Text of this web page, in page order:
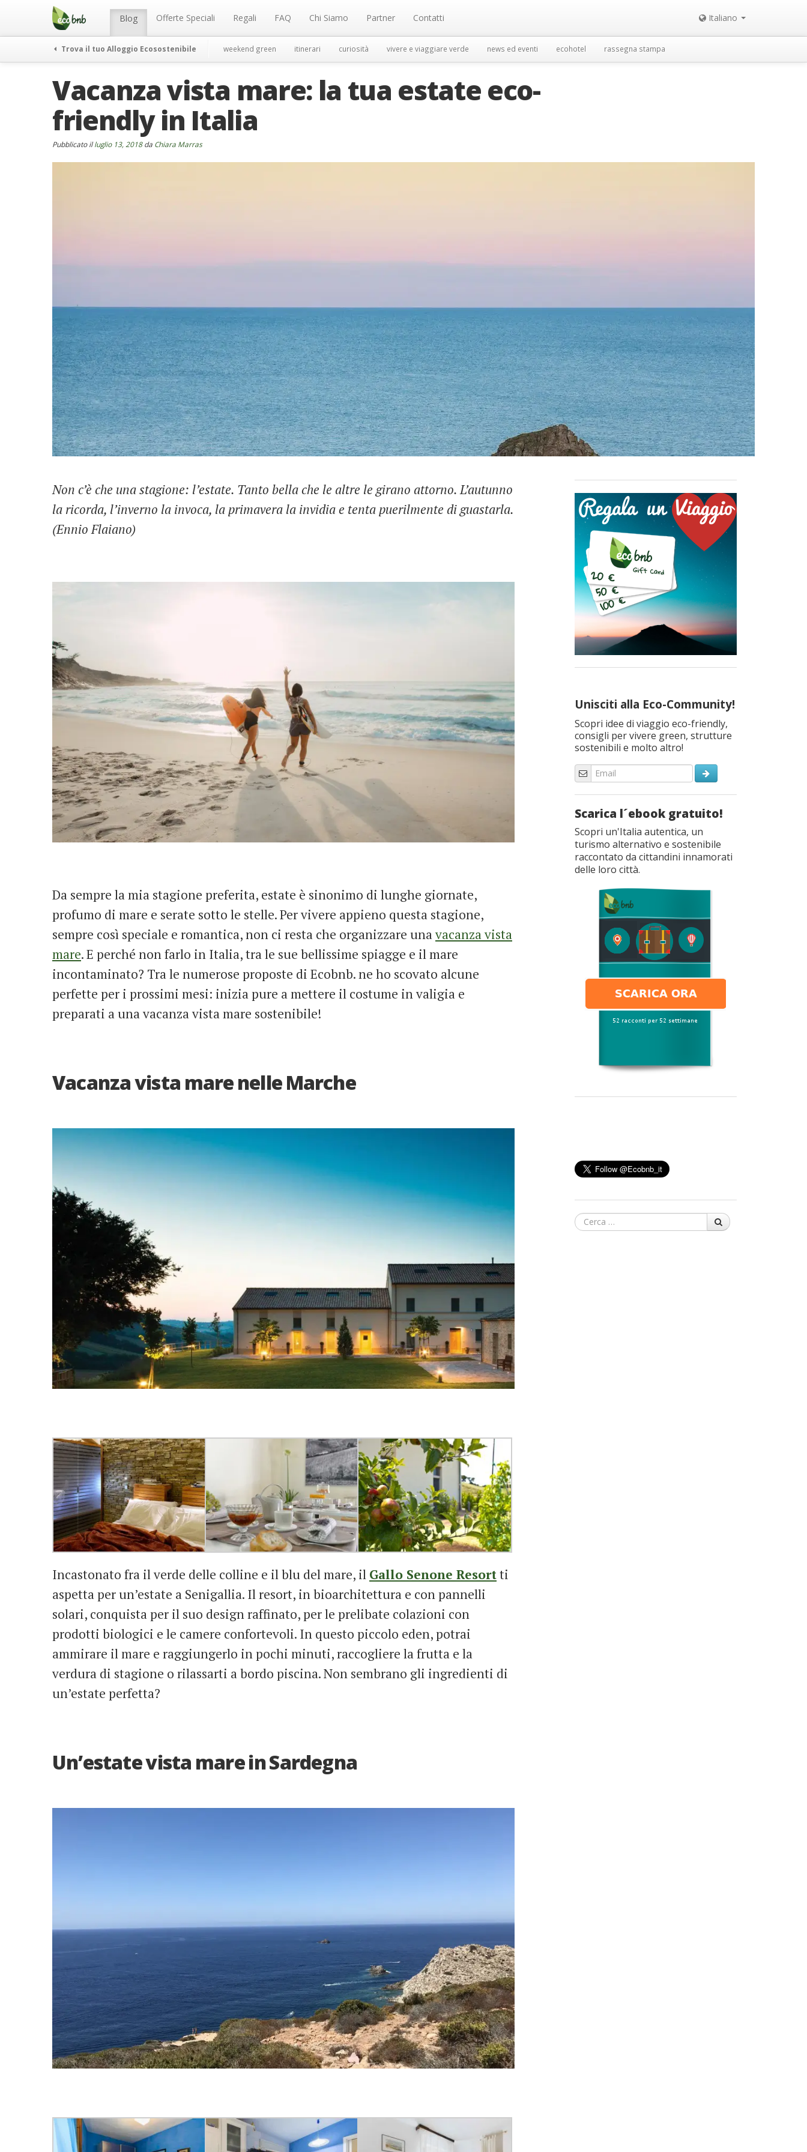
Menu Blog Offerte Speciali Regali FAQ Chi Siamo Partner Contatti Italiano
Trova il tuo Alloggio Ecosostenibile weekend green itinerari curiosità vivere e viaggiare verde news ed eventi ecohotel rassegna stampa
Vacanza vista mare: la tua estate eco-
friendly in Italia
Pubblicato illuglio 13, 2018da Chiara Marras
Non c’è che una stagione: l’estate. Tanto bella che le altre le girano attorno. L’autunno
la ricorda, l’inverno la invoca, la primavera la invidia e tenta puerilmente di guastarla.
(Ennio Flaiano)
Da sempre la mia stagione preferita, estate è sinonimo di lunghe giornate,
profumo di mare e serate sotto le stelle. Per vivere appieno questa stagione,
sempre così speciale e romantica, non ci resta che organizzare unavacanza vista
mare. E perché non farlo in Italia, tra le sue bellissime spiagge e il mare
incontaminato? Tra le numerose proposte di Ecobnb. ne ho scovato alcune
perfette per i prossimi mesi: inizia pure a mettere il costume in valigia e
preparati a una vacanza vista mare sostenibile!
Vacanza vista mare nelle Marche
Incastonato fra il verde delle colline e il blu del mare, il Gallo Senone Resortti
aspetta per un’estate a Senigallia. Il resort, in bioarchitettura e con pannelli
solari, conquista per il suo design raffinato, per le prelibate colazioni con
prodotti biologici e le camere confortevoli. In questo piccolo eden, potrai
ammirare il mare e raggiungerlo in pochi minuti, raccogliere la frutta e la
verdura di stagione o rilassarti a bordo piscina. Non sembrano gli ingredienti di
un’estate perfetta?
Un’estate vista mare in Sardegna
Unisciti alla Eco-Community!
Scopri idee di viaggio eco-friendly,
consigli per vivere green, strutture
sostenibili e molto altro!
Scarica l´ebook gratuito!
Scopri un'Italia autentica, un
turismo alternativo e sostenibile
raccontato da cittandini innamorati
delle loro città.
Cerca